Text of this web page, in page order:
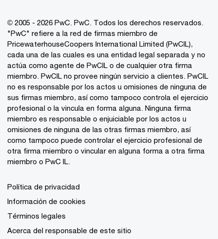
© 2005 - 2026 PwC. PwC. Todos los derechos reservados.
"PwC" refiere a la red de firmas miembro de
PricewaterhouseCoopers International Limited (PwCIL),
cada una de las cuales es una entidad legal separada y no
actúa como agente de PwCIL o de cualquier otra firma
miembro. PwCIL no provee ningún servicio a clientes. PwCIL
no es responsable por los actos u omisiones de ninguna de
sus firmas miembro, así como tampoco controla el ejercicio
profesional o la vincula en forma alguna. Ninguna firma
miembro es responsable o enjuiciable por los actos u
omisiones de ninguna de las otras firmas miembro, así
como tampoco puede controlar el ejercicio profesional de
otra firma miembro o vincular en alguna forma a otra firma
miembro o PwC IL.
Política de privacidad
Información de cookies
Términos legales
Acerca del responsable de este sitio